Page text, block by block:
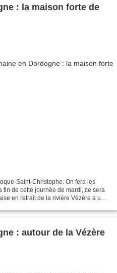
: la maison forte de
Saint-Christophe. On fera les
fin de cette journée de mardi, ce sera
en retrait de la rivière Vézère a un
: autour de la Vézère